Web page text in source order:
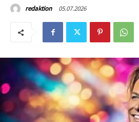
redaktion 05.07.2026